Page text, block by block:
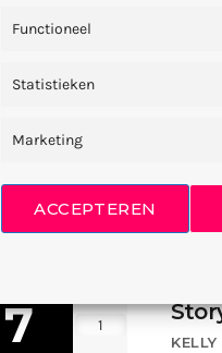
Functioneel
Statistieken
Marketing
ACCEPTEREN
5
6 0
7 1
KELLY